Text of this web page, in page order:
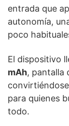
entrada que
autonomía,
poco
El dispositivo
mAh, pantalla
para quienes
todo.